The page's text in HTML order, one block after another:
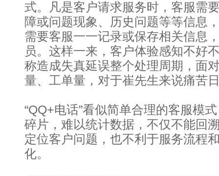
式。凡是客户请求服务时，客服需
障或问题现象、历史问题等等信息
需要客服一一记录或保存相关信息
员。这样一来，客户体验感知不好
称造成失真延误整个处理周期，面
量、工单量，对于崔先生来说痛苦
“QQ+电话”看似简单合理的客服模
碎片，难以统计数据，不仅不能回
定位客户问题，也不利于服务流程
化。